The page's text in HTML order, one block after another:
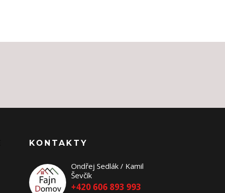
KONTAKTY
Ondřej Sedlák / Kamil
Ševčík
+420 606 893 993